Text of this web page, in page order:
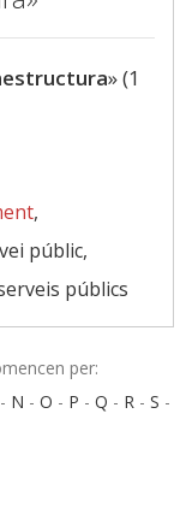
» (1
,
públic,
públics
per:
- N - O - P - Q - R - S -